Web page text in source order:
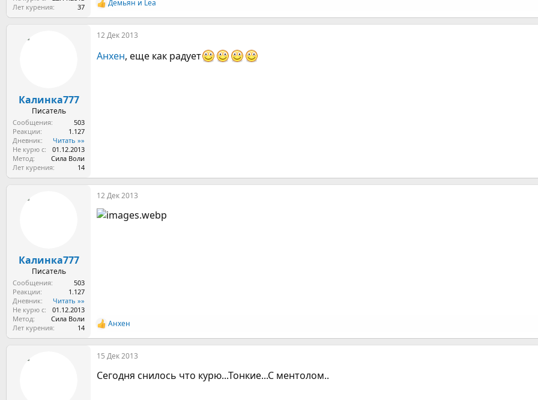
Лет курения
37
Р
е
а
к
и
Демьян и Lea
Калинка777
Писатель
Сообщения
503
Реакции
1.127
Дневник
Читать »»
Не курю с
01.12.2013
Метод
Сила Воли
Лет курения
14
12 Дек 2013
Анхен, еще как радует
Калинка777
Писатель
Сообщения
503
Реакции
1.127
Дневник
Читать »»
Не курю с
01.12.2013
Метод
Сила Воли
Лет курения
14
12 Дек 2013
Р
е
а
к
и
Анхен
15 Дек 2013
Сегодня снилось что курю...Тонкие...С ментолом..